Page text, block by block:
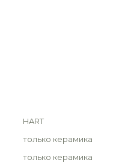
HART
только керамика
только керамика